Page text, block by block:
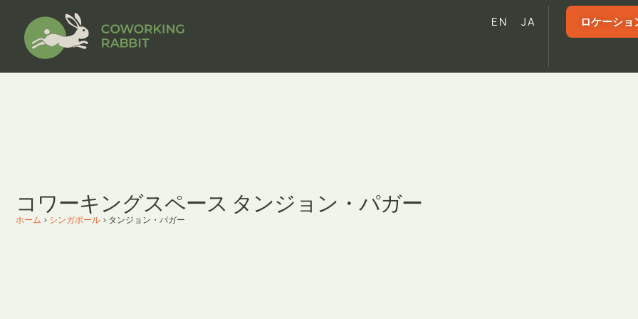
EN JA ロケーショ
コワーキングスペース タンジョン・パガー
ホーム > シンガポール > タンジョン・パガー